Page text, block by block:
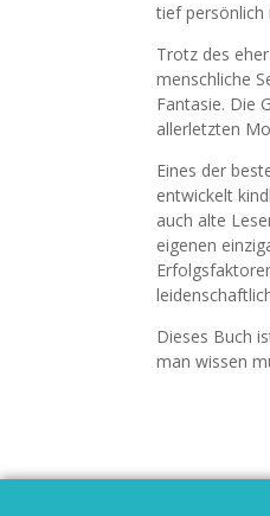
tief persönlich
Trotz des
menschliche
Fantasie. Die
allerletzten
Eines der
entwickelt
auch alte
eigenen
Dieses Buch
man wissen